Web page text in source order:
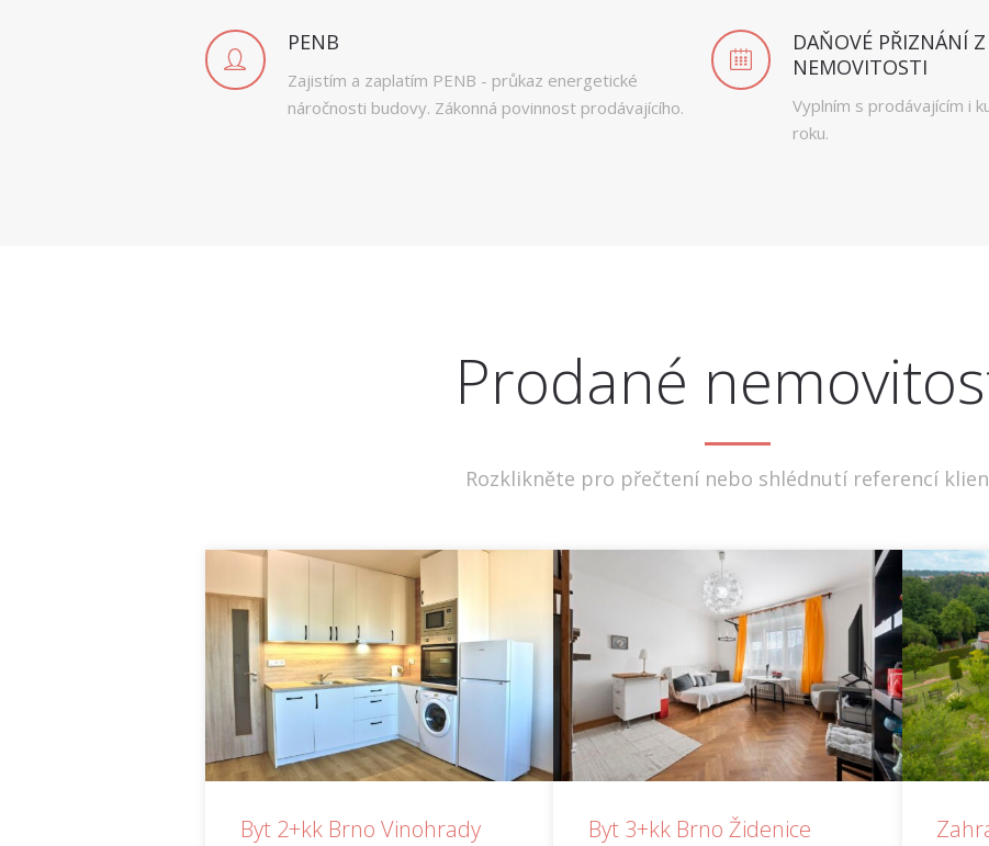
PENB
Zajistím a zaplatím PENB - průkaz energetické
náročnosti budovy. Zákonná povinnost prodávajícího.
DAŇOVÉ PŘIZNÁNÍ
NEMOVITOSTI
Vyplním s prodávajícím i
roku.
Prodané
Rozklikněte pro přečtení nebo shlédnutí referencí
Byt 2+kk Brno Vinohrady Byt 3+kk Brno Židenice